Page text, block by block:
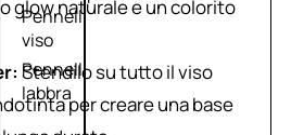
Pennelli
viso
Pennelli
labbra
glow naturale e un colorito
Stendilo su tutto il viso
per creare una base